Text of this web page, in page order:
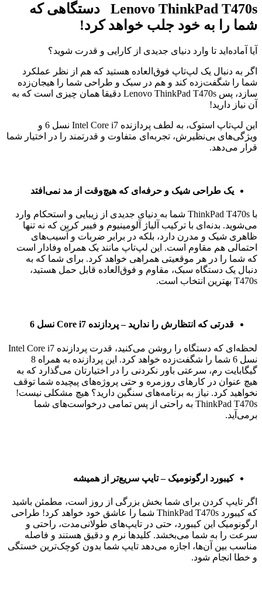
Lenovo ThinkPad T470s دستگاهی که
شما را به خود جلب خواهد کرد!
آیا آماده‌اید تا وارد دنیای جدیدی از کارایی و قدرت شوید؟
اگر به دنبال یک لپ‌تاپ فوق‌العاده هستید که هم از نظر عملکرد
شما را شگفت‌زده کند و هم در سبک و طراحی شما را هیجان‌زده
سازد، پس Lenovo ThinkPad T470s دقیقا همان چیزی است که به
آن نیاز دارید!
این لپ‌تاپ استوک، به لطف پردازنده Intel Core i7 نسل 6 و
ویژگی‌های بی‌نظیرش، تجربه‌ای متفاوت و قدرتمند را در اختیار شما
قرار می‌دهد.
یک طراحی شیک و حرفه‌ای که هیچ‌وقت از مد نمی‌افتد
با ThinkPad T470s شما به دنیای جدیدی از زیبایی و استحکام وارد
می‌شوید. بدنه‌ای با ترکیب آلیاژ آلومینیوم و فیبر کربن که نه تنها
ظاهری شیک و مدرن دارد، بلکه در برابر ضربات و آسیب‌های
احتمالی هم مقاوم است. این لپ‌تاپ مانند یک همراه وفادار است
که شما را در هر موقعیتی همراهی خواهد کرد. برای شما که به
دنبال یک دستگاه سبک، مقاوم و فوق‌العاده قابل حمل هستید،
T470s بهترین انتخاب است.
قدرتی که انتظارش را ندارید – پردازنده Core i7 نسل 6
لحظه‌ای که دستگاه را روشن می‌کنید، قدرت پردازنده Intel Core i7
نسل 6 شما را شگفت‌زده خواهد کرد. این پردازنده به همراه 8
گیگابایت رم، سرعتی باور نکردنی را در اختیارتان می‌گذارد که به
هیچ عنوان در کارهای روزمره و حتی پروژه‌های پیچیده شما توقف
نخواهید کرد. نیاز به برنامه‌های سنگین دارید؟ هیچ مشکلی نیست!
ThinkPad T470s به راحتی از پس تمامی درخواست‌های شما
برمی‌آید.
کیبورد ارگونومیک – تایپ سریع‌تر از همیشه
اگر تایپ کردن برای شما بخش بزرگی از روز است، مطمئن باشید
که کیبورد ThinkPad T470s شما را عاشق خود خواهد کرد! طراحی
ارگونومیک این کیبورد، حتی در تایپ‌های طولانی‌مدت، راحتی و
سرعت را به شما می‌بخشد. کلیدها نرم و دقیق هستند و فاصله
مناسب بین آن‌ها، اجازه می‌دهد تایپ شما بدون کوچک‌ترین خستگی
و خطا انجام شود.